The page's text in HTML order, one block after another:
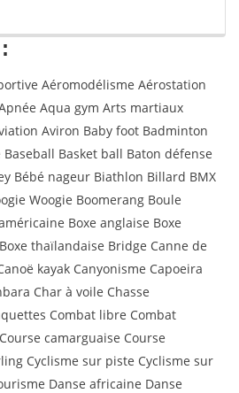
Aéromodélisme Aérostation
Aqua gym Arts martiaux
Aviron Baby foot Badminton
Basket ball Baton défense
Bébé nageur Biathlon Billard BMX
Woogie Boomerang Boule
Boxe anglaise Boxe
thaïlandaise Bridge Canne de
kayak Canyonisme Capoeira
Char à voile Chasse
Combat libre Combat
camarguaise Course
Cyclisme sur piste Cyclisme sur
Danse africaine Danse